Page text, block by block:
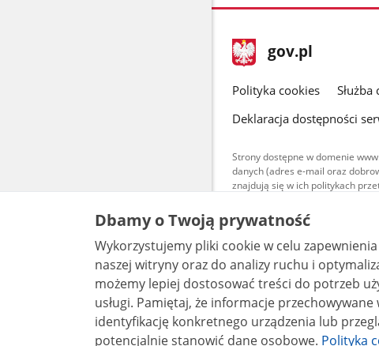
stopka
gov.pl Strona
gov.pl
gov.pl
Polityka cookies
Deklaracja dostępności
Strony dostępne w domenie
danych (adres e-mail oraz
znajdują się w ich politykach
Treści tekstowe
udostępniane na
warunkach 4.0
są udostępniane
bez utworów
Dbamy o Twoją prywatność
Wykorzystujemy pliki cookie w celu
naszej witryny oraz do analizy ruchu i optymalizacji
możemy lepiej dostosować treści do potrzeb
usługi. Pamiętaj, że informacje przechowywane w plikach cookie mogą pozwalać na
identyfikację konkretnego urządzenia lub
potencjalnie stanowić dane osobowe. Polityka